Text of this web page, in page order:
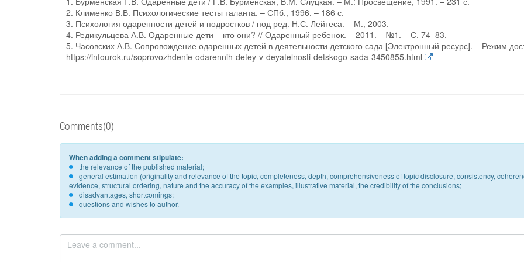
2. Клименко В.В. Психологические тесты таланта. – СПб., 1996. – 186 с.
3. Психология одаренности детей и подростков / под ред. Н.С. Лейтеса. – М., 2003.
4. Редикульцева А.В. Одаренные дети – кто они? // Одаренный ребенок. – 2011. – №1. – С. 74–83.
5. Часовских А.В. Сопровождение одаренных детей в деятельности детского сада [Электронный ресурс]. – Режим
https://infourok.ru/soprovozhdenie-odarennih-detey-v-deyatelnosti-detskogo-sada-3450855.html
Comments(0)
When adding a comment stipulate:
the relevance of the published material;
general estimation (originality and relevance of the topic, completeness, depth, comprehensiveness of topic disclosure, consistency,
evidence, structural ordering, nature and the accuracy of the examples, illustrative material, the credibility of the conclusions;
disadvantages, shortcomings;
questions and wishes to author.